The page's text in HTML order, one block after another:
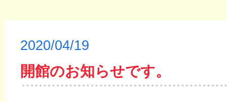
2020/04/19
開館のお知らせです。